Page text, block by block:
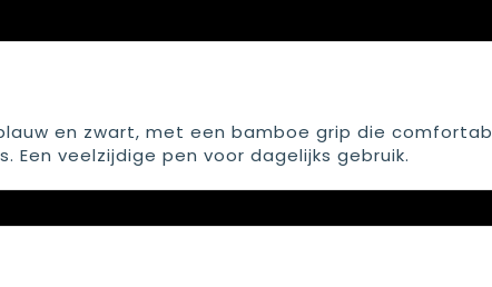
en zwart, met een bamboe grip die
veelzijdige pen voor dagelijks gebruik.